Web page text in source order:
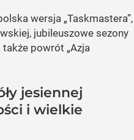
wersja „Taskmastera”,
jubileuszowe sezony
także powrót „Azja
jesiennej
i wielkie